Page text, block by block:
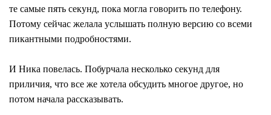
те самые пять секунд, пока могла говорить по телефону.
Потому сейчас желала услышать полную версию со всеми
пикантными подробностями.
И Ника повелась. Побурчала несколько секунд для
приличия, что все же хотела обсудить многое другое, но
потом начала рассказывать.